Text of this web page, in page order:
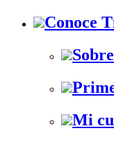
Conoce
Mi